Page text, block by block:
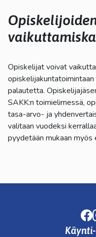
ja
pyyhkäisyliikkeitä.
Opiskelijat voivat
palautetta.
SAKK:n toimielimessä,
tasa-arvo- ja
valitaan vuodeksi
pyydetään mukaan myös